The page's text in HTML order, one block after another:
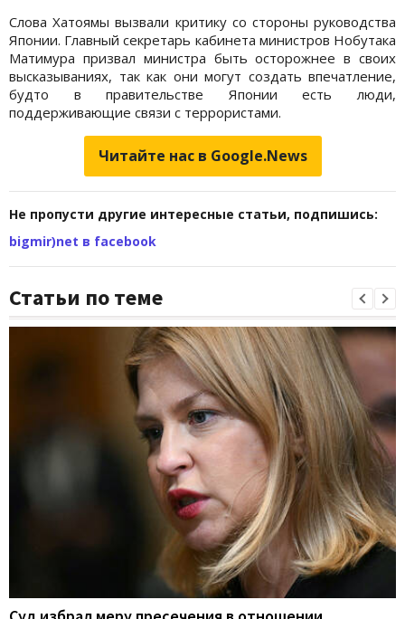
Слова Хатоямы вызвали критику со стороны руководства
Японии. Главный секретарь кабинета министров Нобутака
Матимура призвал министра быть осторожнее в своих
высказываниях, так как они могут создать впечатление,
будто в правительстве Японии есть люди,
поддерживающие связи с террористами.
Читайте нас в Google.News
Не пропусти другие интересные статьи, подпишись:
bigmir)net в facebook
Статьи по теме